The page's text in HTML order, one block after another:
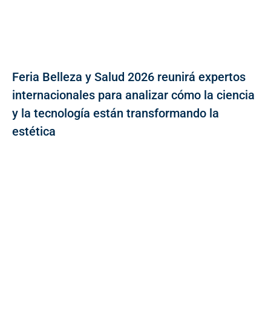
Feria Belleza y Salud 2026 reunirá expertos
internacionales para analizar cómo la ciencia
y la tecnología están transformando la
estética